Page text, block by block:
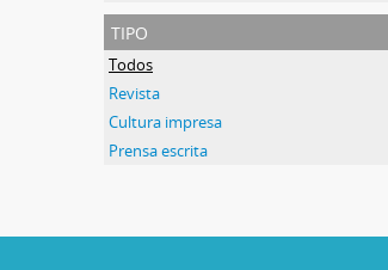
tipo
Todos
Revista
Cultura impresa
Prensa escrita